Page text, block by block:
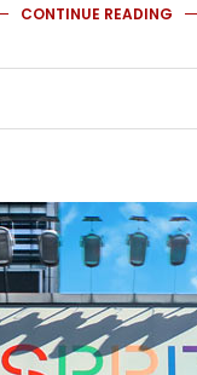
CONTINUE READING